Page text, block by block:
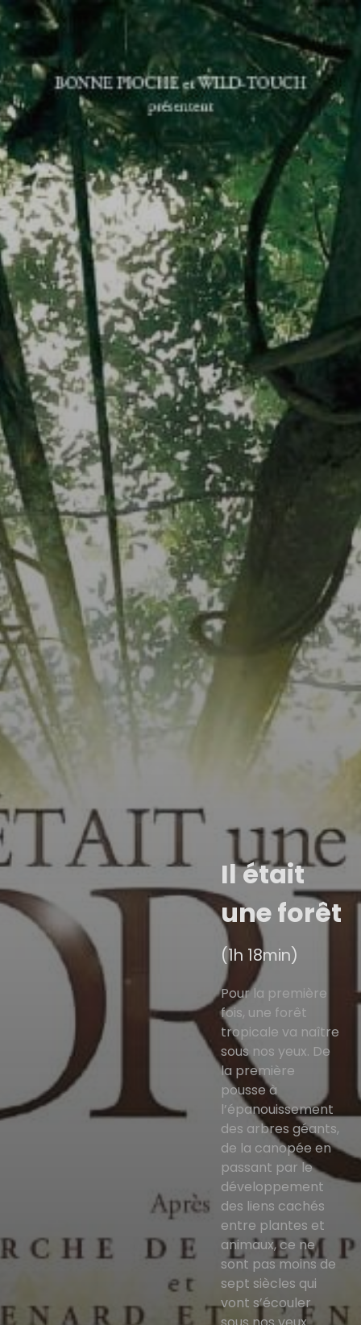
Il était
une forêt
(1h 18min)
Pour la première
fois, une forêt
tropicale va naître
sous nos yeux. De
la première
pousse à
l’épanouissement
des arbres géants,
de la canopée en
passant par le
développement
des liens cachés
entre plantes et
animaux, ce ne
sont pas moins de
sept siècles qui
vont s’écouler